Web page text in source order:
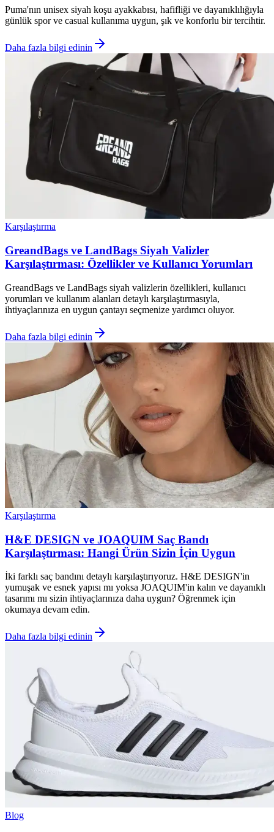
Puma'nın unisex siyah koşu ayakkabısı, hafifliği ve dayanıklılığıyla
günlük spor ve casual kullanıma uygun, şık ve konforlu bir tercihtir.
Daha fazla bilgi edinin
Karşılaştırma
GreandBags ve LandBags Siyah Valizler
Karşılaştırması: Özellikler ve Kullanıcı Yorumları
GreandBags ve LandBags siyah valizlerin özellikleri, kullanıcı
yorumları ve kullanım alanları detaylı karşılaştırmasıyla,
ihtiyaçlarınıza en uygun çantayı seçmenize yardımcı oluyor.
Daha fazla bilgi edinin
Karşılaştırma
H&E DESIGN ve JOAQUIM Saç Bandı
Karşılaştırması: Hangi Ürün Sizin İçin Uygun
İki farklı saç bandını detaylı karşılaştırıyoruz. H&E DESIGN'in
yumuşak ve esnek yapısı mı yoksa JOAQUIM'in kalın ve dayanıklı
tasarımı mı sizin ihtiyaçlarınıza daha uygun? Öğrenmek için
okumaya devam edin.
Daha fazla bilgi edinin
Blog